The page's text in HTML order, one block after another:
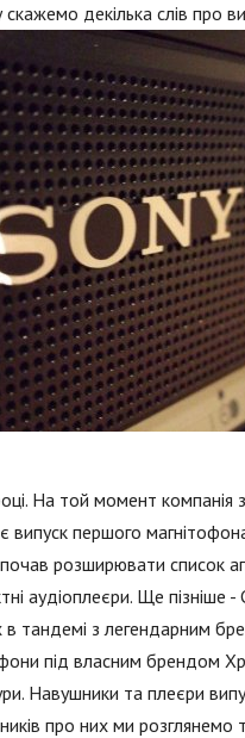
скажемо декілька слів про
На той момент компанія
першого
розширювати список
аудіоплеєри. Ще пізніше
в тандемі з легендарним
під власним брендом
Навушники та плеєри
про них ми розглянемо